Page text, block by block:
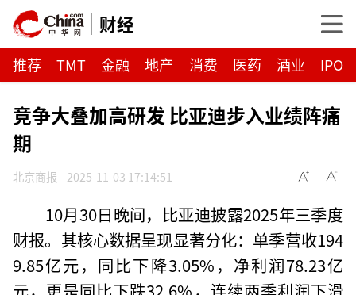
财经
推荐 TMT 金融 地产 消费 医药 酒业 IPO
竞争大叠加高研发 比亚迪步入业绩阵痛
期
北京商报 2025-11-03 17:14:51
10月30日晚间，比亚迪披露2025年三季度
财报。其核心数据呈现显著分化：单季营收194
9.85亿元，同比下降3.05%，净利润78.23亿
元，更是同比下跌32.6%，连续两季利润下滑